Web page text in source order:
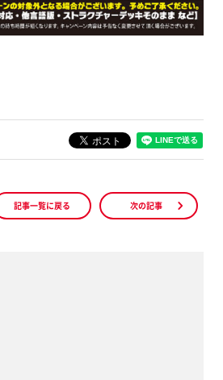
記事一覧に戻る 次の記事